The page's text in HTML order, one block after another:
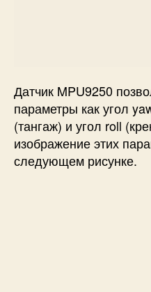
Датчик MPU9250
параметры как угол
(тангаж) и угол roll
изображение этих
следующем рисунке.